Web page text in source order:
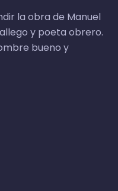
la obra de Manuel
y poeta obrero.
bueno y